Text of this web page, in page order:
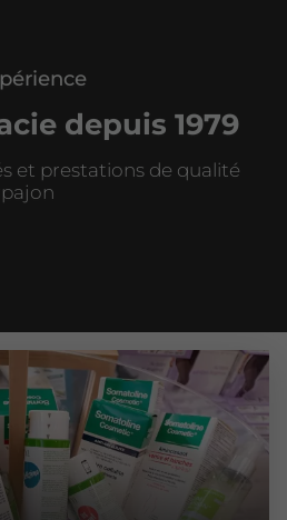
depuis 1979
et prestations de qualité